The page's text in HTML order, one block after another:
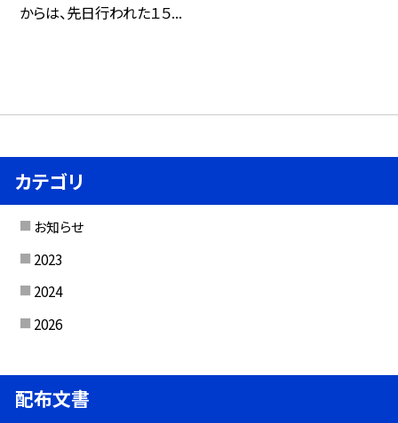
からは、先日行われた１５...
カテゴリ
お知らせ
2023
2024
2026
配布文書